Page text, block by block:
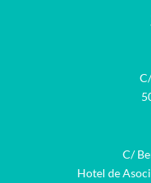
C/
Hotel de